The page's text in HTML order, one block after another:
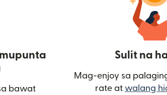
bawat
Sulit na
Mag-enjoy sa
rate at walang